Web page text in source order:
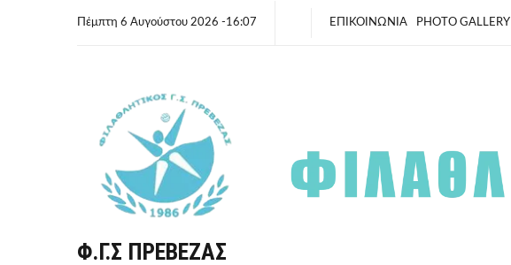
Πέμπτη 6 Αυγούστου 2026 -16:07 ΕΠΙΚΟΙΝΩΝΙΑ PHOTO GALLERY
Φ.Γ.Σ ΠΡΈΒΕΖΑΣ